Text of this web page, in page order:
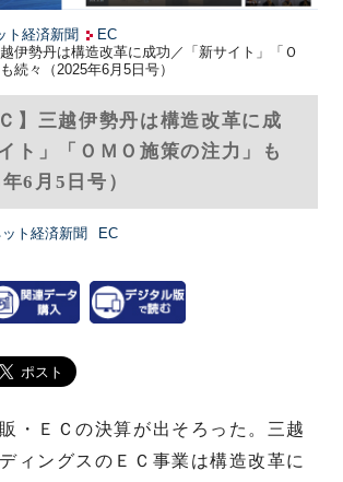
ト経済新聞
EC
越伊勢丹は構造改革に成功／「新サイト」「Ｏ
続々（2025年6月5日号）
】三越伊勢丹は構造改革に成
ト」「ＯＭＯ施策の注力」も
6月5日号）
ット経済新聞 EC
・ＥＣの決算が出そろった。三越
ィングスのＥＣ事業は構造改革に